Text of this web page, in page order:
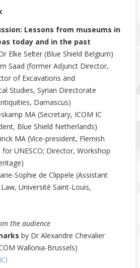
Lessons from museums in
today and in the past
Elke Selter (Blue Shield Belgium)
Saad (former Adjunct Director,
of Excavations and
Studies, Syrian Directorate
Damascus)
MA (Secretary, ICOM IC
Blue Shield Netherlands)
MA (Vice-president, Flemish
UNESCO; Director, Workshop
Sophie de Clippele (Assistant
Université Saint-Louis,
the audience
by Dr Alexandre Chevalier
Wallonia-Brussels)
ICI